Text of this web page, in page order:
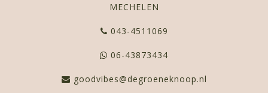
MECHELEN
043-4511069
06-43873434
goodvibes@degroeneknoop.nl